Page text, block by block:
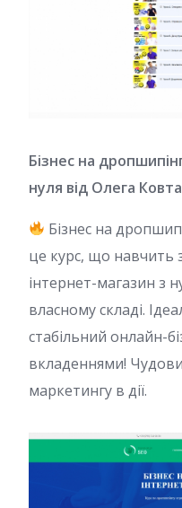
Бізнес на
нуля від Олега
Бізнес на
це курс, що навчить
інтернет-магазин з
власному складі.
стабільний онлайн-
вкладеннями!
маркетингу в дії.